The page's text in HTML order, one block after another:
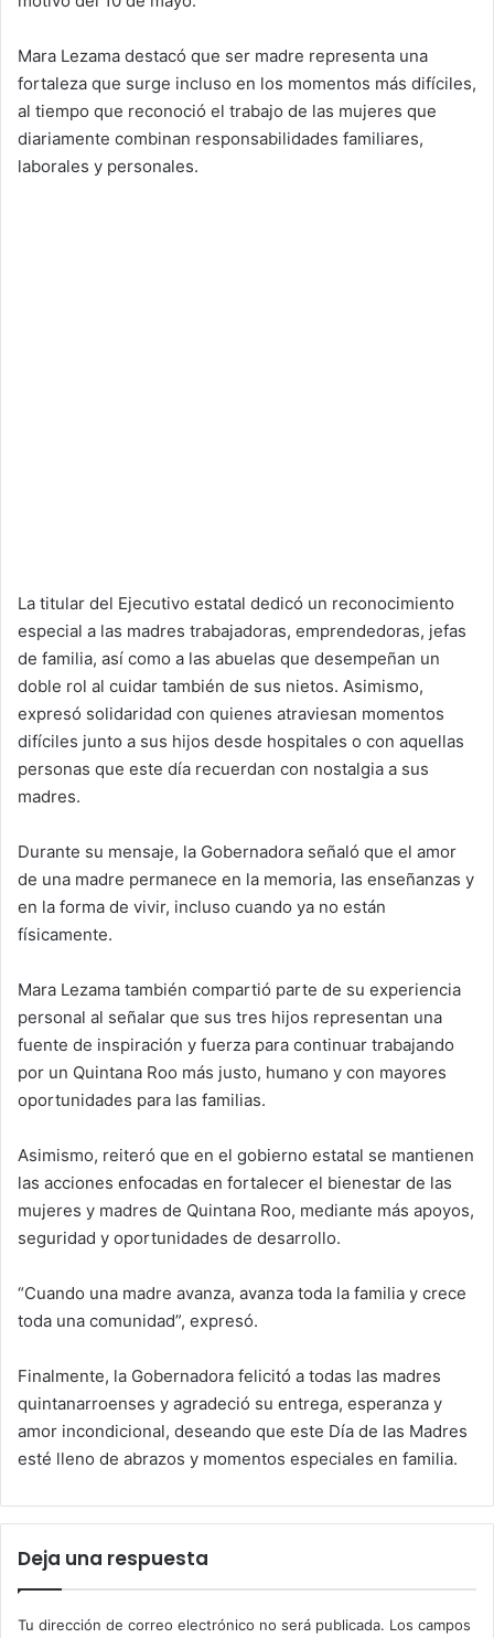
Mara Lezama destacó que ser madre representa una
fortaleza que surge incluso en los momentos más difíciles,
al tiempo que reconoció el trabajo de las mujeres que
diariamente combinan responsabilidades familiares,
laborales y personales.
La titular del Ejecutivo estatal dedicó un reconocimiento
especial a las madres trabajadoras, emprendedoras, jefas
de familia, así como a las abuelas que desempeñan un
doble rol al cuidar también de sus nietos. Asimismo,
expresó solidaridad con quienes atraviesan momentos
difíciles junto a sus hijos desde hospitales o con aquellas
personas que este día recuerdan con nostalgia a sus
madres.
Durante su mensaje, la Gobernadora señaló que el amor
de una madre permanece en la memoria, las enseñanzas y
en la forma de vivir, incluso cuando ya no están
físicamente.
Mara Lezama también compartió parte de su experiencia
personal al señalar que sus tres hijos representan una
fuente de inspiración y fuerza para continuar trabajando
por un Quintana Roo más justo, humano y con mayores
oportunidades para las familias.
Asimismo, reiteró que en el gobierno estatal se mantienen
las acciones enfocadas en fortalecer el bienestar de las
mujeres y madres de Quintana Roo, mediante más apoyos,
seguridad y oportunidades de desarrollo.
“Cuando una madre avanza, avanza toda la familia y crece
toda una comunidad”, expresó.
Finalmente, la Gobernadora felicitó a todas las madres
quintanarroenses y agradeció su entrega, esperanza y
amor incondicional, deseando que este Día de las Madres
esté lleno de abrazos y momentos especiales en familia.
Deja una respuesta
Tu dirección de correo electrónico no será publicada. Los campos